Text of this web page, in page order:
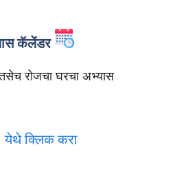
कॅलेंडर
रोजचा घरचा अभ्यास
येथे क्लिक करा